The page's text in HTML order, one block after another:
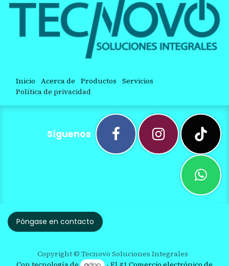
Inicio Acerca de Productos Servicios
Política de privacidad
Síguenos
Póngase en contacto
Copyright © Tecnovo Soluciones Integrales